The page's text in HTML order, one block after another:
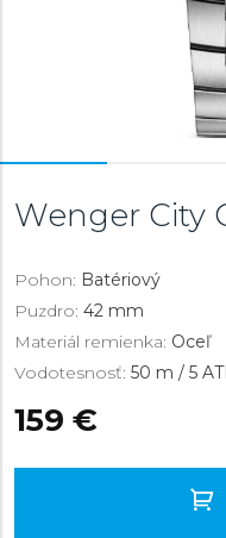
Wenger City
Pohon: Batériový
Puzdro: 42 mm
Materiál remienka: Oceľ
Vodotesnosť: 50 m / 5
159 €